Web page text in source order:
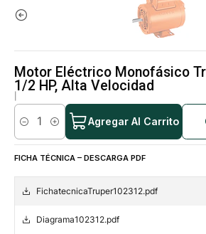
Motor Eléctrico Monofásico
1/2 HP, Alta Velocidad
Cantidad
Agregar Al Carrito
FICHA TÉCNICA – DESCARGA PDF
FichatecnicaTruper102312.pdf
Diagrama102312.pdf